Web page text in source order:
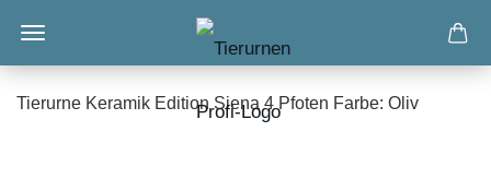
Tierurne Keramik Edition Siena 4 Pfoten Farbe: Oliv